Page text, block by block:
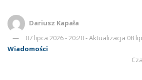
Dariusz Kapała
07 lipca 2026 - 20:20 - Aktualizacja 08
Wiadomości